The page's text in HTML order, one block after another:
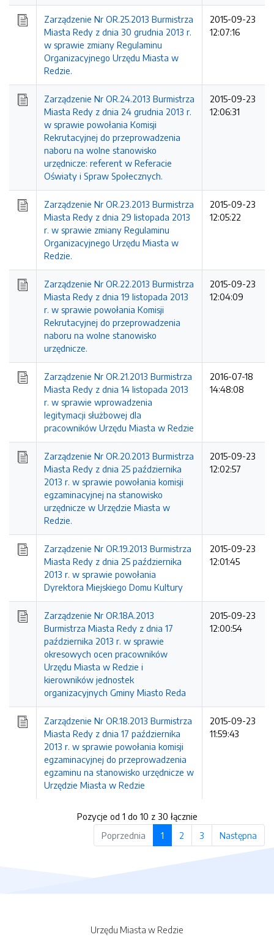
Zarządzenie Nr OR.25.2013 Burmistrza
Miasta Redy z dnia 30 grudnia 2013 r.
w sprawie zmiany Regulaminu
Organizacyjnego Urzędu Miasta w
Redzie.
2015-09-23
12:07:16
Zarządzenie Nr OR.24.2013 Burmistrza
Miasta Redy z dnia 24 grudnia 2013 r.
w sprawie powołania Komisji
Rekrutacyjnej do przeprowadzenia
naboru na wolne stanowisko
urzędnicze: referent w Referacie
Oświaty i Spraw Społecznych.
2015-09-23
12:06:31
Zarządzenie Nr OR.23.2013 Burmistrza
Miasta Redy z dnia 29 listopada 2013
r. w sprawie zmiany Regulaminu
Organizacyjnego Urzędu Miasta w
Redzie.
2015-09-23
12:05:22
Zarządzenie Nr OR.22.2013 Burmistrza
Miasta Redy z dnia 19 listopada 2013
r. w sprawie powołania Komisji
Rekrutacyjnej do przeprowadzenia
naboru na wolne stanowisko
urzędnicze.
2015-09-23
12:04:09
Zarządzenie Nr OR.21.2013 Burmistrza
Miasta Redy z dnia 14 listopada 2013
r. w sprawie wprowadzenia
legitymacji służbowej dla
pracowników Urzędu Miasta w Redzie
2016-07-18
14:48:08
Zarządzenie Nr OR.20.2013 Burmistrza
Miasta Redy z dnia 25 października
2013 r. w sprawie powołania komisji
egzaminacyjnej na stanowisko
urzędnicze w Urzędzie Miasta w
Redzie.
2015-09-23
12:02:57
Zarządzenie Nr OR.19.2013 Burmistrza
Miasta Redy z dnia 25 października
2013 r. w sprawie powołania
Dyrektora Miejskiego Domu Kultury
2015-09-23
12:01:45
Zarządzenie Nr OR.18A.2013
Burmistrza Miasta Redy z dnia 17
października 2013 r. w sprawie
okresowych ocen pracowników
Urzędu Miasta w Redzie i
kierowników jednostek
organizacyjnych Gminy Miasto Reda
2015-09-23
12:00:54
Zarządzenie Nr OR.18.2013 Burmistrza
Miasta Redy z dnia 17 października
2013 r. w sprawie powołania komisji
egzaminacyjnej do przeprowadzenia
egzaminu na stanowisko urzędnicze w
Urzędzie Miasta w Redzie
2015-09-23
11:59:43
Pozycje od 1 do 10 z 30 łącznie
Poprzednia
1 2 3 Następna
Urzędu Miasta w Redzie